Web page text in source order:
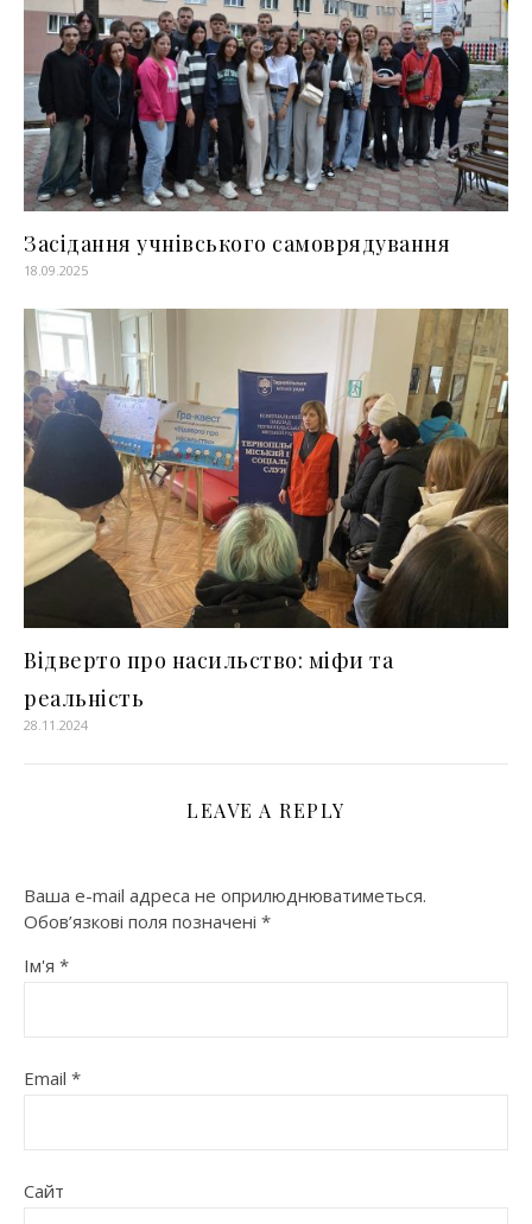
Засідання учнівського самоврядування
18.09.2025
Відверто про насильство: міфи та
реальність
28.11.2024
LEAVE A REPLY
Ваша e-mail адреса не оприлюднюватиметься.
Обов’язкові поля позначені *
Ім'я *
Email *
Сайт